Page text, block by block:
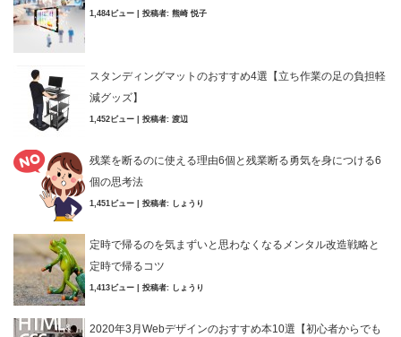
1,484ビュー 投稿者: 熊崎 悦子
スタンディングマットのおすすめ4選【立ち作業の足の負担軽
減グッズ】
1,452ビュー 投稿者: 渡辺
残業を断るのに使える理由6個と残業断る勇気を身につける6
個の思考法
1,451ビュー 投稿者: しょうり
定時で帰るのを気まずいと思わなくなるメンタル改造戦略と
定時で帰るコツ
1,413ビュー 投稿者: しょうり
2020年3月Webデザインのおすすめ本10選【初心者からでも